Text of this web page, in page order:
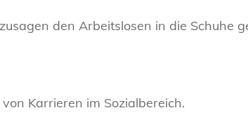
den Arbeitslosen in die Schuhe
Karrieren im Sozialbereich.